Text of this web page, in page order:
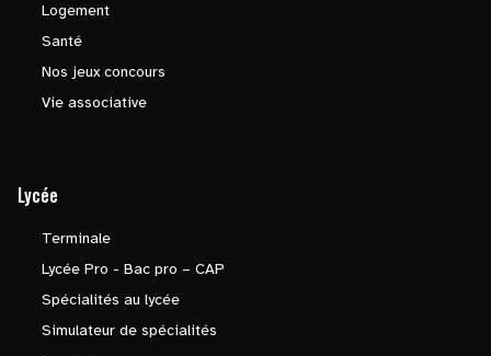
Logement
Santé
Nos jeux concours
Vie associative
Lycée
Terminale
Lycée Pro - Bac pro – CAP
Spécialités au lycée
Simulateur de spécialités